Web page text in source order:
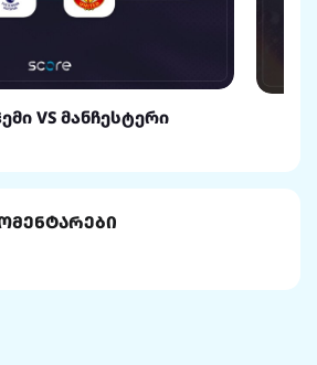
VS მანჩესტერი